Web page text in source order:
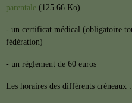
parentale (125.66 Ko)
- un certificat médical (obligatoire
fédération)
- un règlement de 60 euros
Les horaires des différents créneaux :